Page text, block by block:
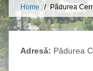
Home Pădurea
Adresă: Pădurea